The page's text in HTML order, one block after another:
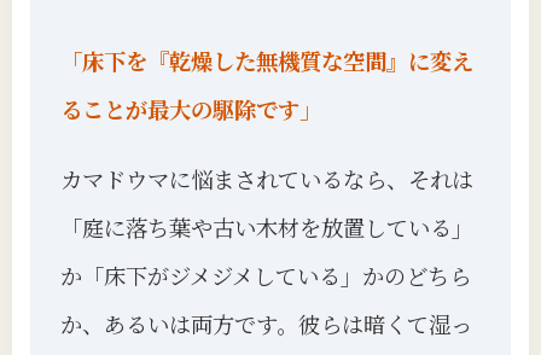
「床下を『乾燥した無機質な空間』に変え
ることが最大の駆除です」
カマドウマに悩まされているなら、それは
「庭に落ち葉や古い木材を放置している」
か「床下がジメジメしている」かのどちら
か、あるいは両方です。彼らは暗くて湿っ